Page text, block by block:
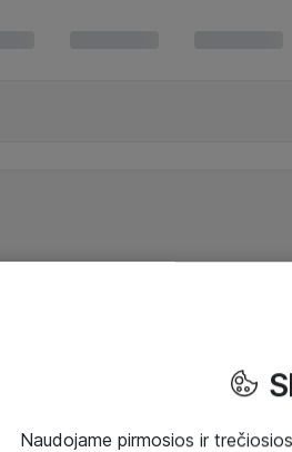
Naudojame pirmosios ir